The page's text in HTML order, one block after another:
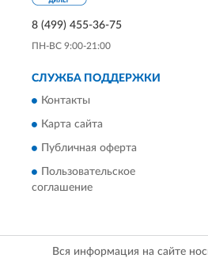
8 (499) 455-36-75
ПН-ВС 9:00-21:00
СЛУЖБА ПОДДЕРЖКИ
Контакты
Карта сайта
Публичная оферта
Пользовательское
соглашение
Вся информация на сайте